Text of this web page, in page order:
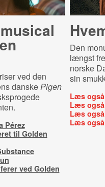
ved den
danskePigen
Pérez
til Golden
ved Golden
Den
længst
norske
sin
Læs
Læs
Læs
Læs